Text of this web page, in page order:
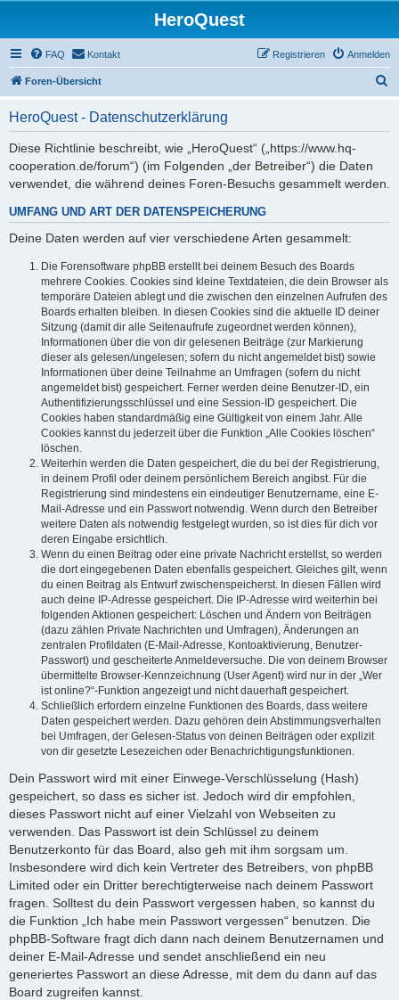
HeroQuest
FAQ Kontakt Anmelden
Registrieren
Foren-Übersicht
HeroQuest - Datenschutzerklärung
Diese Richtlinie beschreibt, wie „HeroQuest“ („https://www.hq-
cooperation.de/forum“) (im Folgenden „der Betreiber“) die Daten
verwendet, die während deines Foren-Besuchs gesammelt werden.
UMFANG UND ART DER DATENSPEICHERUNG
Deine Daten werden auf vier verschiedene Arten gesammelt:
Die Forensoftware phpBB erstellt bei deinem Besuch des Boards
mehrere Cookies. Cookies sind kleine Textdateien, die dein Browser als
temporäre Dateien ablegt und die zwischen den einzelnen Aufrufen des
Boards erhalten bleiben. In diesen Cookies sind die aktuelle ID deiner
Sitzung (damit dir alle Seitenaufrufe zugeordnet werden können),
Informationen über die von dir gelesenen Beiträge (zur Markierung
dieser als gelesen/ungelesen; sofern du nicht angemeldet bist) sowie
Informationen über deine Teilnahme an Umfragen (sofern du nicht
angemeldet bist) gespeichert. Ferner werden deine Benutzer-ID, ein
Authentifizierungsschlüssel und eine Session-ID gespeichert. Die
Cookies haben standardmäßig eine Gültigkeit von einem Jahr. Alle
Cookies kannst du jederzeit über die Funktion „Alle Cookies löschen“
löschen.
Weiterhin werden die Daten gespeichert, die du bei der Registrierung,
in deinem Profil oder deinem persönlichem Bereich angibst. Für die
Registrierung sind mindestens ein eindeutiger Benutzername, eine E-
Mail-Adresse und ein Passwort notwendig. Wenn durch den Betreiber
weitere Daten als notwendig festgelegt wurden, so ist dies für dich vor
deren Eingabe ersichtlich.
Wenn du einen Beitrag oder eine private Nachricht erstellst, so werden
die dort eingegebenen Daten ebenfalls gespeichert. Gleiches gilt, wenn
du einen Beitrag als Entwurf zwischenspeicherst. In diesen Fällen wird
auch deine IP-Adresse gespeichert. Die IP-Adresse wird weiterhin bei
folgenden Aktionen gespeichert: Löschen und Ändern von Beiträgen
(dazu zählen Private Nachrichten und Umfragen), Änderungen an
zentralen Profildaten (E-Mail-Adresse, Kontoaktivierung, Benutzer-
Passwort) und gescheiterte Anmeldeversuche. Die von deinem Browser
übermittelte Browser-Kennzeichnung (User Agent) wird nur in der „Wer
ist online?“-Funktion angezeigt und nicht dauerhaft gespeichert.
Schließlich erfordern einzelne Funktionen des Boards, dass weitere
Daten gespeichert werden. Dazu gehören dein Abstimmungsverhalten
bei Umfragen, der Gelesen-Status von deinen Beiträgen oder explizit
von dir gesetzte Lesezeichen oder Benachrichtigungsfunktionen.
Dein Passwort wird mit einer Einwege-Verschlüsselung (Hash)
gespeichert, so dass es sicher ist. Jedoch wird dir empfohlen,
dieses Passwort nicht auf einer Vielzahl von Webseiten zu
verwenden. Das Passwort ist dein Schlüssel zu deinem
Benutzerkonto für das Board, also geh mit ihm sorgsam um.
Insbesondere wird dich kein Vertreter des Betreibers, von phpBB
Limited oder ein Dritter berechtigterweise nach deinem Passwort
fragen. Solltest du dein Passwort vergessen haben, so kannst du
die Funktion „Ich habe mein Passwort vergessen“ benutzen. Die
phpBB-Software fragt dich dann nach deinem Benutzernamen und
deiner E-Mail-Adresse und sendet anschließend ein neu
generiertes Passwort an diese Adresse, mit dem du dann auf das
Board zugreifen kannst.